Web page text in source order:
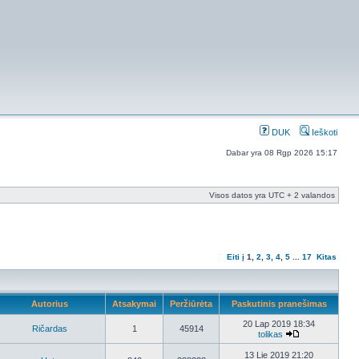
DUK Ieškoti
Dabar yra 08 Rgp 2026 15:17
Visos datos yra UTC + 2 valandos
Eiti į 1 2 3 4 5 17 Kitas
Autorius Atsakymai Peržiūrėta Paskutinis pranešimas
Ričardas 1 45914
20 Lap 2019 18:34
tolikas
13 Lie 2019 21:20